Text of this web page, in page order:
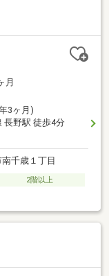
月
3ヶ月)
長野駅 徒歩4分
千歳１丁目
2階以上